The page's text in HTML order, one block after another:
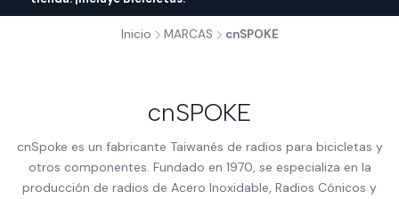
Inicio MARCAS cnSPOKE
cnSPOKE
cnSpoke es un fabricante Taiwanés de radios para bicicletas y
otros componentes. Fundado en 1970, se especializa en la
producción de radios de Acero Inoxidable, Radios Cónicos y